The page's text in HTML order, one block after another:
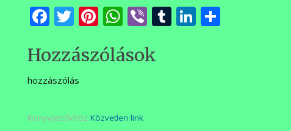
Facebook
Twitter
Pinterest
WhatsApp
ViberTumblrLinkedIn
Hozzászólások
hozzászólás
Könyvjelzőkhöz Közvetlen link.